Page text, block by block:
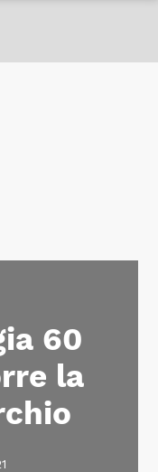
60
la